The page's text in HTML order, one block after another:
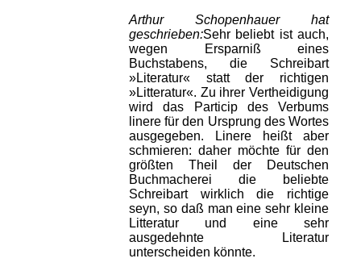
Arthur Schopenhauer hat
geschrieben:Sehr beliebt ist auch,
wegen Ersparniß eines
Buchstabens, die Schreibart
»Literatur« statt der richtigen
»Litteratur«. Zu ihrer Vertheidigung
wird das Particip des Verbums
linere für den Ursprung des Wortes
ausgegeben. Linere heißt aber
schmieren: daher möchte für den
größten Theil der Deutschen
Buchmacherei die beliebte
Schreibart wirklich die richtige
seyn, so daß man eine sehr kleine
Litteratur und eine sehr
ausgedehnte Literatur
unterscheiden könnte.